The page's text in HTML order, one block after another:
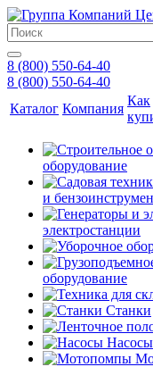
8 (800) 550-64-40
8 (800) 550-64-40
Каталог Компания
Как
оборудование
и
электростанции
оборудование
Станки
Насосы